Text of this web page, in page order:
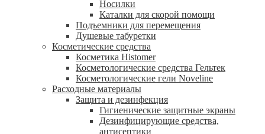
Носилки
Каталки для скорой помощи
Подъемники для перемещения
Душевые табуретки
Косметические средства
Косметика Histomer
Косметологические средства Гельтек
Косметологические гели Noveline
Расходные материалы
Защита и дезинфекция
Гигиенические защитные экраны
Дезинфицирующие средства,
антисептики